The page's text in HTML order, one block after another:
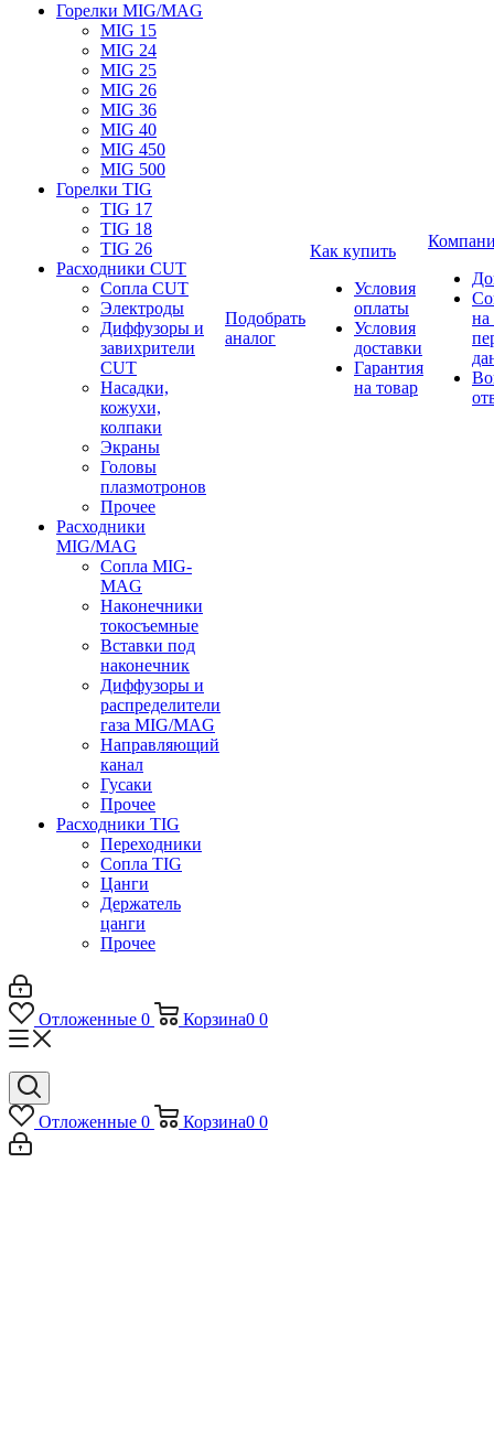
Горелки MIG/MAG
MIG 15
MIG 24
MIG 25
MIG 26
MIG 36
MIG 40
MIG 450
MIG 500
Горелки TIG
TIG 17
TIG 18
TIG 26
Расходники CUT
Сопла CUT
Электроды
Диффузоры и
завихрители
CUT
Насадки,
кожухи,
колпаки
Экраны
Головы
плазмотронов
Прочее
Расходники
MIG/MAG
Сопла MIG-
MAG
Наконечники
токосъемные
Вставки под
наконечник
Диффузоры и
распределители
газа MIG/MAG
Направляющий
канал
Гусаки
Прочее
Расходники TIG
Переходники
Сопла TIG
Цанги
Держатель
цанги
Прочее
Подобрать
аналог
Как купить
Условия
оплаты
Условия
доставки
Гарантия
на товар
на
Отложенные 0 Корзина0 0
Отложенные 0 Корзина0 0